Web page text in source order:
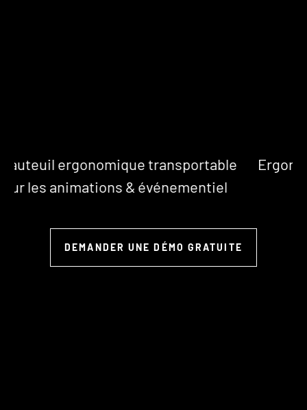
Ergonomique et pratique, il révolutionne
votre mobilité
DEMANDER UNE DÉMO GRATUITE